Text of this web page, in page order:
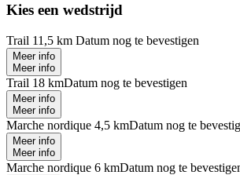
Kies een wedstrijd
Trail 11,5 km Datum nog te bevestigen
Meer info
Meer info
Trail 18 kmDatum nog te bevestigen
Meer info
Meer info
Marche nordique 4,5 kmDatum nog te
Meer info
Meer info
Marche nordique 6 kmDatum nog te